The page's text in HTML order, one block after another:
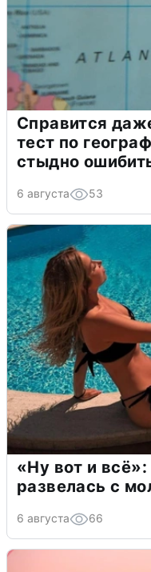
Справится
тест по
стыдно
6 августа 53
«Ну вот и
развелась с
6 августа 66